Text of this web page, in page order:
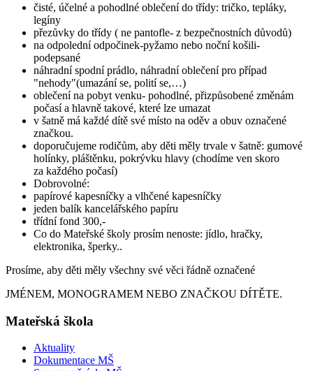
čisté, účelné a pohodlné oblečení do třídy: tričko, tepláky,
legíny
přezůvky do třídy ( ne pantofle- z bezpečnostních důvodů)
na odpolední odpočinek-pyžamo nebo noční košili-
podepsané
náhradní spodní prádlo, náhradní oblečení pro případ
"nehody"(umazání se, polití se,…)
oblečení na pobyt venku- pohodlné, přizpůsobené změnám
počasí a hlavně takové, které lze umazat
v šatně má každé dítě své místo na oděv a obuv označené
značkou.
doporučujeme rodičům, aby děti měly trvale v šatně: gumové
holínky, pláštěnku, pokrývku hlavy (chodíme ven skoro
za každého počasí)
Dobrovolné:
papírové kapesníčky a vlhčené kapesníčky
jeden balík kancelářského papíru
třídní fond 300,-
Co do Mateřské školy prosím nenoste: jídlo, hračky,
elektronika, šperky..
Prosíme, aby děti měly všechny své věci řádně označené
JMÉNEM, MONOGRAMEM NEBO ZNAČKOU DÍTĚTE.
Mateřská škola
Aktuality
Dokumentace MŠ